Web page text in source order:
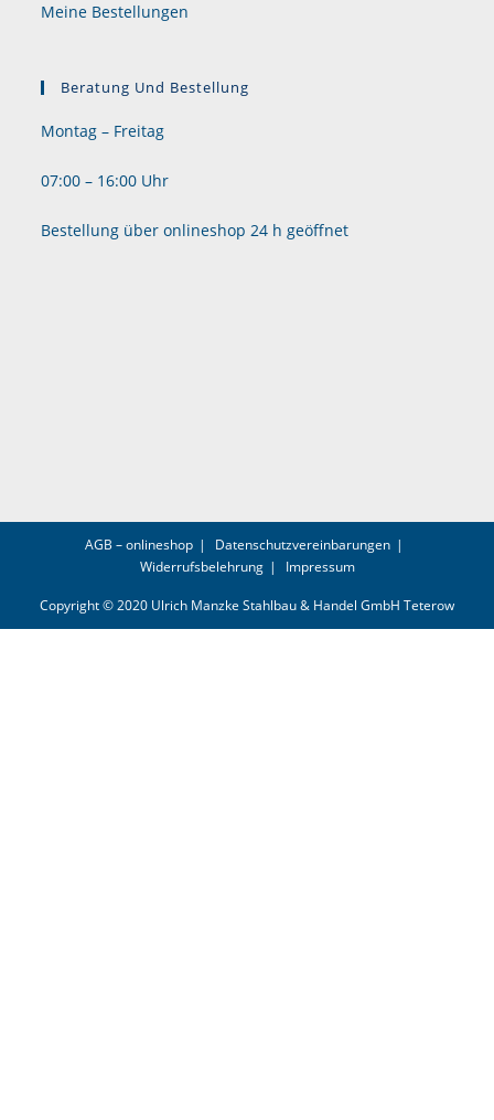
Meine Bestellungen
Beratung Und Bestellung
Montag – Freitag
07:00 – 16:00 Uhr
Bestellung über onlineshop 24 h geöffnet
AGB – onlineshop
Datenschutzvereinbarungen
Widerrufsbelehrung
Impressum
Copyright © 2020 Ulrich Manzke Stahlbau & Handel GmbH Teterow